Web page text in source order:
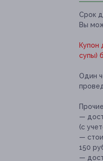
Срок
Вы
Купон
супы)
Один
—
(с
—
150
—